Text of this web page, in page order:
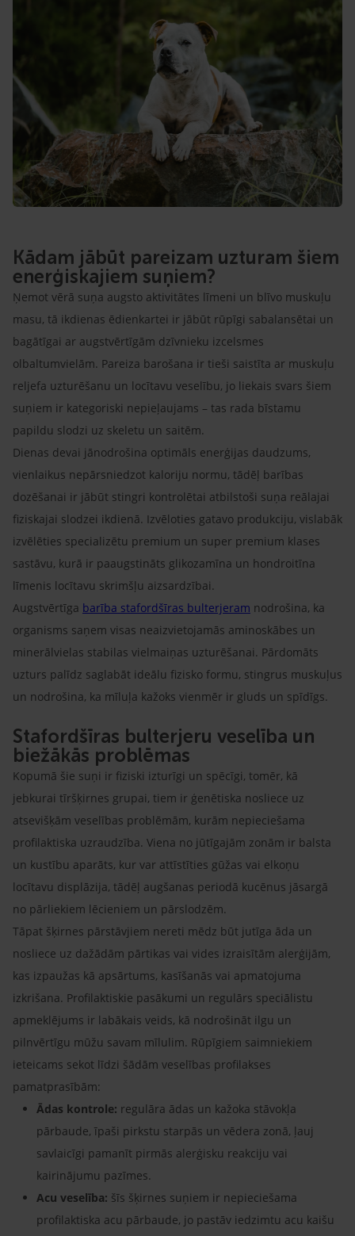
Kādam jābūt pareizam uzturam šiem
enerģiskajiem suņiem?
Ņemot vērā suņa augsto aktivitātes līmeni un blīvo muskuļu
masu, tā ikdienas ēdienkartei ir jābūt rūpīgi sabalansētai un
bagātīgai ar augstvērtīgām dzīvnieku izcelsmes
olbaltumvielām. Pareiza barošana ir tieši saistīta ar muskuļu
reljefa uzturēšanu un locītavu veselību, jo liekais svars šiem
suņiem ir kategoriski nepieļaujams – tas rada bīstamu
papildu slodzi uz skeletu un saitēm.
Dienas devai jānodrošina optimāls enerģijas daudzums,
vienlaikus nepārsniedzot kaloriju normu, tādēļ barības
dozēšanai ir jābūt stingri kontrolētai atbilstoši suņa reālajai
fiziskajai slodzei ikdienā. Izvēloties gatavo produkciju, vislabāk
izvēlēties specializētu premium un super premium klases
sastāvu, kurā ir paaugstināts glikozamīna un hondroitīna
līmenis locītavu skrimšļu aizsardzībai.
Augstvērtīga barība stafordšīras bulterjeram nodrošina, ka
organisms saņem visas neaizvietojamās aminoskābes un
minerālvielas stabilas vielmaiņas uzturēšanai. Pārdomāts
uzturs palīdz saglabāt ideālu fizisko formu, stingrus muskuļus
un nodrošina, ka mīluļa kažoks vienmēr ir gluds un spīdīgs.
Stafordšīras bulterjeru veselība un
biežākās problēmas
Kopumā šie suņi ir fiziski izturīgi un spēcīgi, tomēr, kā
jebkurai tīršķirnes grupai, tiem ir ģenētiska nosliece uz
atsevišķām veselības problēmām, kurām nepieciešama
profilaktiska uzraudzība. Viena no jūtīgajām zonām ir balsta
un kustību aparāts, kur var attīstīties gūžas vai elkoņu
locītavu displāzija, tādēļ augšanas periodā kucēnus jāsargā
no pārliekiem lēcieniem un pārslodzēm.
Tāpat šķirnes pārstāvjiem nereti mēdz būt jutīga āda un
nosliece uz dažādām pārtikas vai vides izraisītām alerģijām,
kas izpaužas kā apsārtums, kasīšanās vai apmatojuma
izkrišana. Profilaktiskie pasākumi un regulārs speciālistu
apmeklējums ir labākais veids, kā nodrošināt ilgu un
pilnvērtīgu mūžu savam mīlulim. Rūpīgiem saimniekiem
ieteicams sekot līdzi šādām veselības profilakses
pamatprasībām:
Ādas kontrole: regulāra ādas un kažoka stāvokļa
pārbaude, īpaši pirkstu starpās un vēdera zonā, ļauj
savlaicīgi pamanīt pirmās alerģisku reakciju vai
kairinājumu pazīmes.
Acu veselība: šīs šķirnes suņiem ir nepieciešama
profilaktiska acu pārbaude, jo pastāv iedzimtu acu kaišu